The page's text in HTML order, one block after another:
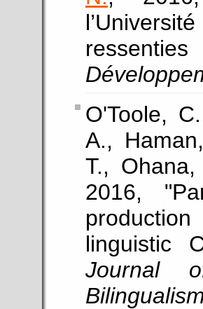
O'Toole,
A.,
T.,
2016,
linguistic
Journal